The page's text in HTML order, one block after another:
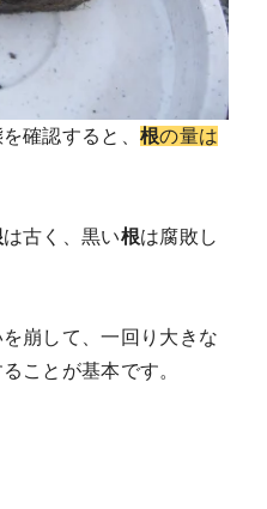
確認すると、根の量は
は古く、黒い根は腐敗し
崩して、一回り大きな
ことが基本です。